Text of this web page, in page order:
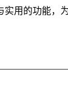
用的功能，